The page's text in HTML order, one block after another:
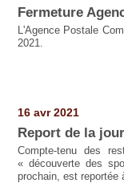
Fermeture
L'Agence Postale
2021.
16 avr 2021
Report de la
Compte-tenu des
« découverte des
prochain, est reportée